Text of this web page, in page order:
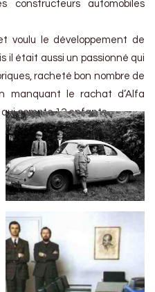
constructeurs automobiles
voulu le développement de
il était aussi un passionné qui
racheté bon nombre de
manquant le rachat d’Alfa
qui compte 12 enfants.